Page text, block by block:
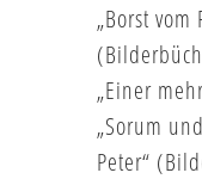
„Borst vom
„Einer
„Sorum
Peter“